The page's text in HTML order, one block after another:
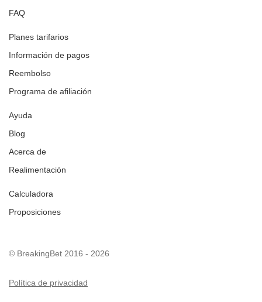
FAQ
Planes tarifarios
Información de pagos
Reembolso
Programa de afiliación
Ayuda
Blog
Acerca de
Realimentación
Calculadora
Proposiciones
© BreakingBet 2016 - 2026
Política de privacidad